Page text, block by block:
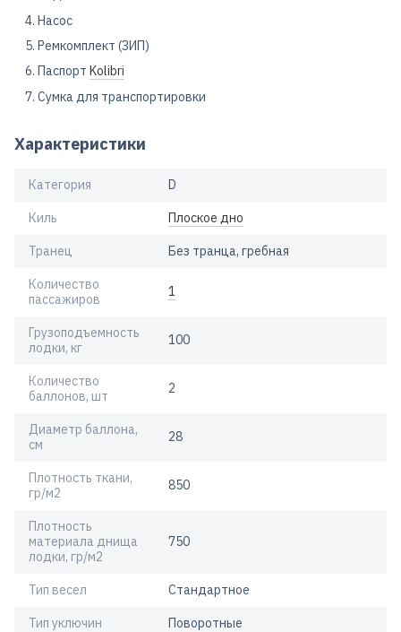
Насос
Ремкомплект (ЗИП)
Паспорт Kolibri
Сумка для транспортировки
Характеристики
Категория D
Киль Плоское дно
Транец Без транца, гребная
Количество
пассажиров
1
Грузоподъемность
лодки, кг
100
Количество
баллонов, шт
2
Диаметр баллона,
см
28
Плотность ткани,
гр/м2
850
Плотность
материала днища
лодки, гр/м2
750
Тип весел Стандартное
Тип уключин Поворотные